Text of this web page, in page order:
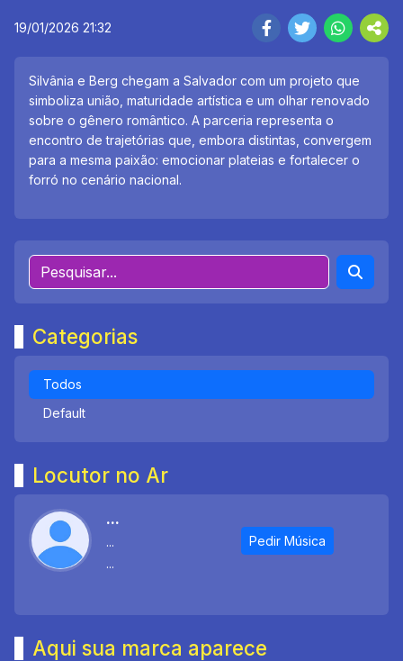
19/01/2026 21:32
Silvânia e Berg chegam a Salvador com um projeto que
simboliza união, maturidade artística e um olhar renovado
sobre o gênero romântico. A parceria representa o
encontro de trajetórias que, embora distintas, convergem
para a mesma paixão: emocionar plateias e fortalecer o
forró no cenário nacional.
Categorias
Todos
Default
Locutor no Ar
...
...
...
Pedir Música
Aqui sua marca aparece